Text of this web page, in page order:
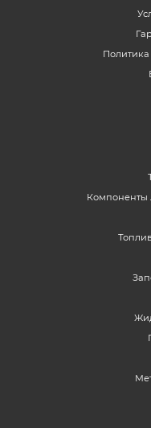
Компоненты